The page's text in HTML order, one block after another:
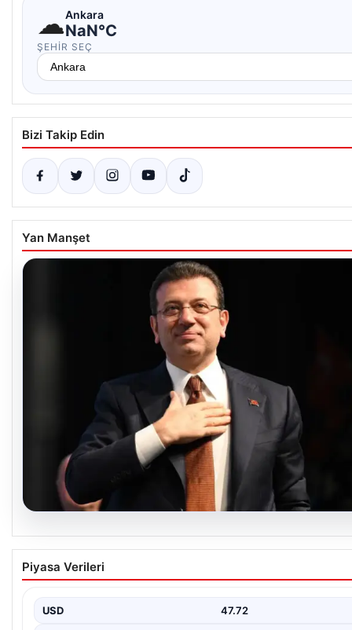
☁Ankara
NaN°C
ŞEHIR SEÇ
Bizi Takip Edin
Yan Manşet
06.08.2026
İBB Davası’nda yeni gelişme: Tahliye kararı
Piyasa Verileri
USD 47.72